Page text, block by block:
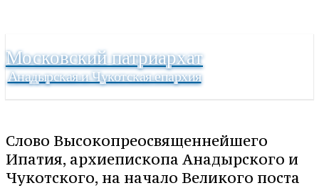
Московский патриархат
Анадырская и Чукотская епархия
Слово Высокопреосвященнейшего
Ипатия, архиепископа Анадырского и
Чукотского, на начало Великого поста